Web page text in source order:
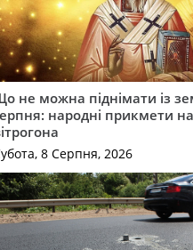
не можна піднімати із
народні прикмети
8 Серпня, 2026